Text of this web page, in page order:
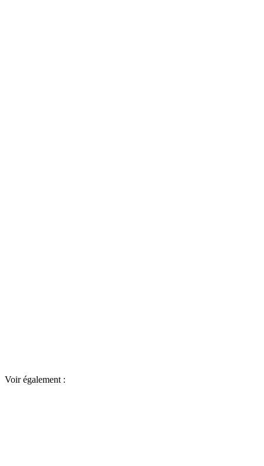
Voir également :